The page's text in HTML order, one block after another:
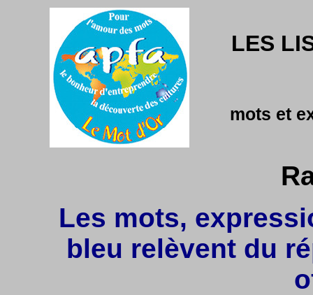
LES
mots et
Les mots,
bleu relèvent du